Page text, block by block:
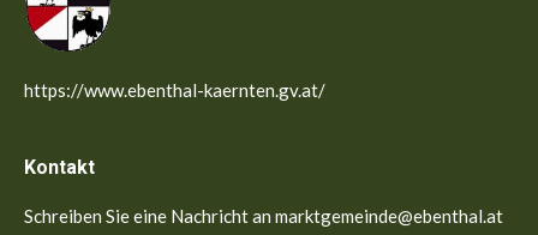
https://www.ebenthal-kaernten.gv.at/
Kontakt
Schreiben Sie eine Nachricht an marktgemeinde@ebenthal.at